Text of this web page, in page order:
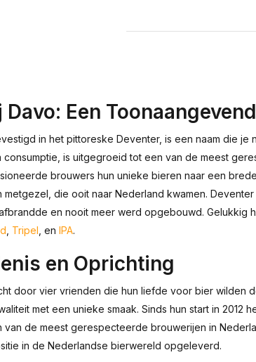
Een
in het pittoreske Deventer, is een naam die
is uitgegroeid tot een van de meest
brouwers hun unieke bieren naar een
metgezel, die ooit naar Nederland kwamen.
en nooit meer werd opgebouwd. Gelukkig
Tripel , en IPA.
en Oprichting
door vier vrienden die hun liefde voor bier wilden
met een unieke smaak. Sinds hun start in 2012
de meest gerespecteerde brouwerijen in
in de Nederlandse bierwereld opgeleverd.